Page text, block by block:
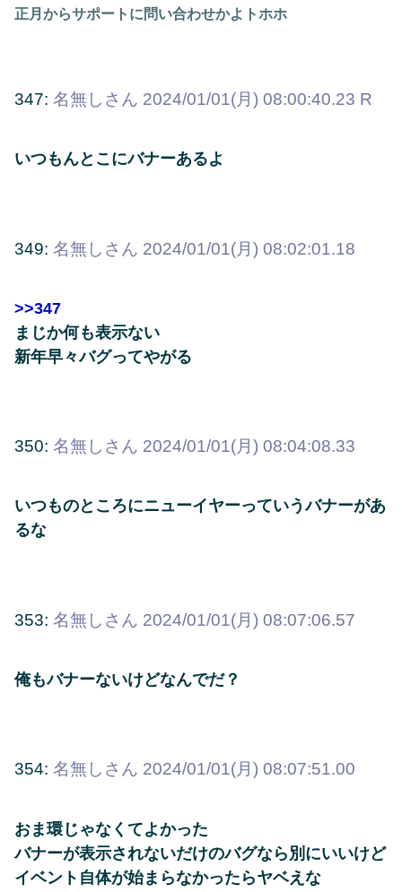
正月からサポートに問い合わせかよトホホ
347: 名無しさん 2024/01/01(月) 08:00:40.23 R
いつもんとこにバナーあるよ
349: 名無しさん 2024/01/01(月) 08:02:01.18
>>347
まじか何も表示ない
新年早々バグってやがる
350: 名無しさん 2024/01/01(月) 08:04:08.33
いつものところにニューイヤーっていうバナーがあ
るな
353: 名無しさん 2024/01/01(月) 08:07:06.57
俺もバナーないけどなんでだ？
354: 名無しさん 2024/01/01(月) 08:07:51.00
おま環じゃなくてよかった
バナーが表示されないだけのバグなら別にいいけど
イベント自体が始まらなかったらヤベえな